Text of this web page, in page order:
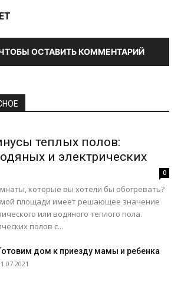
ОСТАВИТЬ КОММЕНТАРИЙ
теплых полов:
и электрических
0
которые вы хотели бы обогревать?
площади имеет решающее значение
или водяного теплого пола.
полов с...
дом к приезду мамы и ребенка